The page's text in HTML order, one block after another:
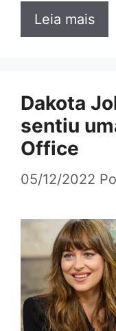
Leia mais
Dakota
sentiu
Office
05/12/2022